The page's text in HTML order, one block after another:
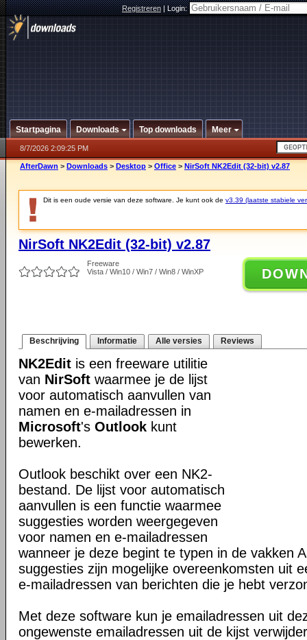
Registreren|Login:
Startpagina Downloads Top downloads Meer
8/7/2026 2:09:25 PM
AfterDawn > Downloads > Desktop > Office > NirSoft NK2Edit (32-bit) v2.87
Dit is een oude versie van deze software. Je kunt ook de v3.39 (laatste stabiele
NirSoft NK2Edit (32-bit) v2.87
Freeware
Vista / Win10 / Win7 / Win8 / WinXP
Beschrijving Informatie Alle versies Reviews
NK2Edit is een freeware utilitie
van NirSoft waarmee je de lijst
voor automatisch aanvullen van
namen en e-mailadressen in
Microsoft's Outlook kunt
bewerken.
Outlook beschikt over een NK2-
bestand. De lijst voor automatisch
aanvullen is een functie waarmee
suggesties worden weergegeven
voor namen en e-mailadressen
wanneer je deze begint te typen in de vakken
suggesties zijn mogelijke overeenkomsten uit
e-mailadressen van berichten die je hebt
Met deze software kun je emailadressen uit
ongewenste emailadressen uit de kijst